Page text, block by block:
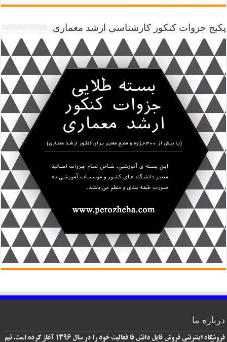
پکیج جزوات کنکور کارشناسی ارشد معماری
درباره ما
فروشگاه اینترنتی فروش فایل دانش فا فعالیت خود را در سال 1396 آغاز کرده است. تیم